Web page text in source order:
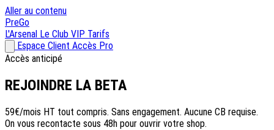
Aller au contenu
PreGo
L'Arsenal Le Club VIP Tarifs
Espace Client Accès Pro
Accès anticipé
REJOINDRE LA BETA
59€/mois HT tout compris. Sans engagement. Aucune CB requise.
On vous recontacte sous 48h pour ouvrir votre shop.